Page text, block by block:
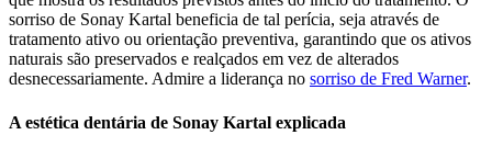
sorriso de Sonay Kartal beneficia de tal perícia, seja através de
tratamento ativo ou orientação preventiva, garantindo que os ativos
naturais são preservados e realçados em vez de alterados
desnecessariamente. Admire a liderança no sorriso de Fred Warner.
A estética dentária de Sonay Kartal explicada